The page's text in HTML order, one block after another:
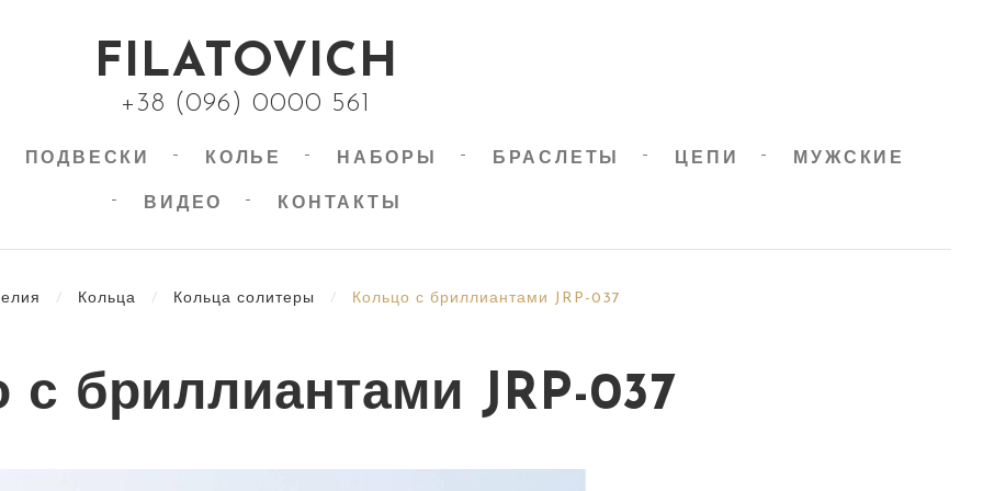
FILATOVICH
+38 (096) 0000 561
ПОДВЕСКИ КОЛЬЕ НАБОРЫ БРАСЛЕТЫ ЦЕПИ МУЖСКИЕ
ВИДЕО КОНТАКТЫ
/ Кольца / Кольца солитеры / Кольцо с бриллиантами JRP-037
с бриллиантами JRP-037